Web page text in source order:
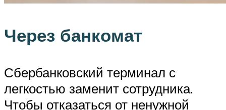
Через банкомат
Сбербанковский терминал с
легкостью заменит сотрудника.
Чтобы отказаться от ненужной